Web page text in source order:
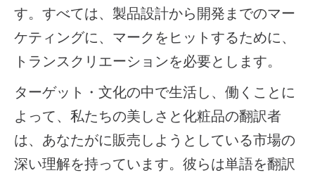
す。すべては、製品設計から開発までのマー
ケティングに、マークをヒットするために、
トランスクリエーションを必要とします。
ターゲット・文化の中で生活し、働くことに
よって、私たちの美しさと化粧品の翻訳者
は、あなたがに販売しようとしている市場の
深い理解を持っています。彼らは単語を翻訳